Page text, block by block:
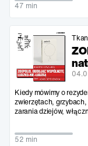
47 min
Kiedy mówimy o
zwierzętach,
zarania dziejów,
52 min